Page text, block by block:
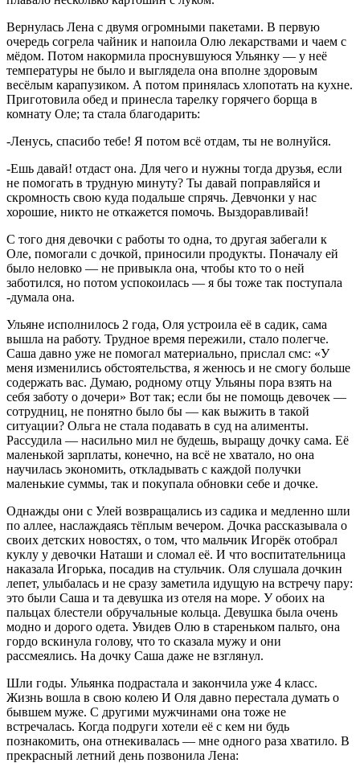
Вернулась Лена с двумя огромными пакетами. В первую
очередь согрела чайник и напоила Олю лекарствами и чаем с
мёдом. Потом накормила проснувшуюся Ульянку — у неё
температуры не было и выглядела она вполне здоровым
весёлым карапузиком. А потом принялась хлопотать на кухне.
Приготовила обед и принесла тарелку горячего борща в
комнату Оле; та стала благодарить:
-Ленусь, спасибо тебе! Я потом всё отдам, ты не волнуйся.
-Ешь давай! отдаст она. Для чего и нужны тогда друзья, если
не помогать в трудную минуту? Ты давай поправляйся и
скромность свою куда подальше спрячь. Девчонки у нас
хорошие, никто не откажется помочь. Выздоравливай!
С того дня девочки с работы то одна, то другая забегали к
Оле, помогали с дочкой, приносили продукты. Поначалу ей
было неловко — не привыкла она, чтобы кто то о ней
заботился, но потом успокоилась — я бы тоже так поступала
-думала она.
Ульяне исполнилось 2 года, Оля устроила её в садик, сама
вышла на работу. Трудное время пережили, стало полегче.
Саша давно уже не помогал материально, прислал смс: «У
меня изменились обстоятельства, я женюсь и не смогу больше
содержать вас. Думаю, родному отцу Ульяны пора взять на
себя заботу о дочери» Вот так; если бы не помощь девочек —
сотрудниц, не понятно было бы — как выжить в такой
ситуации? Ольга не стала подавать в суд на алименты.
Рассудила — насильно мил не будешь, выращу дочку сама. Её
маленькой зарплаты, конечно, на всё не хватало, но она
научилась экономить, откладывать с каждой получки
маленькие суммы, так и покупала обновки себе и дочке.
Однажды они с Улей возвращались из садика и медленно шли
по аллее, наслаждаясь тёплым вечером. Дочка рассказывала о
своих детских новостях, о том, что мальчик Игорёк отобрал
куклу у девочки Наташи и сломал её. И что воспитательница
наказала Игорька, посадив на стульчик. Оля слушала дочкин
лепет, улыбалась и не сразу заметила идущую на встречу пару:
это были Саша и та девушка из отеля на море. У обоих на
пальцах блестели обручальные кольца. Девушка была очень
модно и дорого одета. Увидев Олю в стареньком пальто, она
гордо вскинула голову, что то сказала мужу и они
рассмеялись. На дочку Саша даже не взглянул.
Шли годы. Ульянка подрастала и закончила уже 4 класс.
Жизнь вошла в свою колею И Оля давно перестала думать о
бывшем муже. С другими мужчинами она тоже не
встречалась. Когда подруги хотели её с кем ни будь
познакомить, она отнекивалась — мне одного раза хватило. В
прекрасный летний день позвонила Лена: